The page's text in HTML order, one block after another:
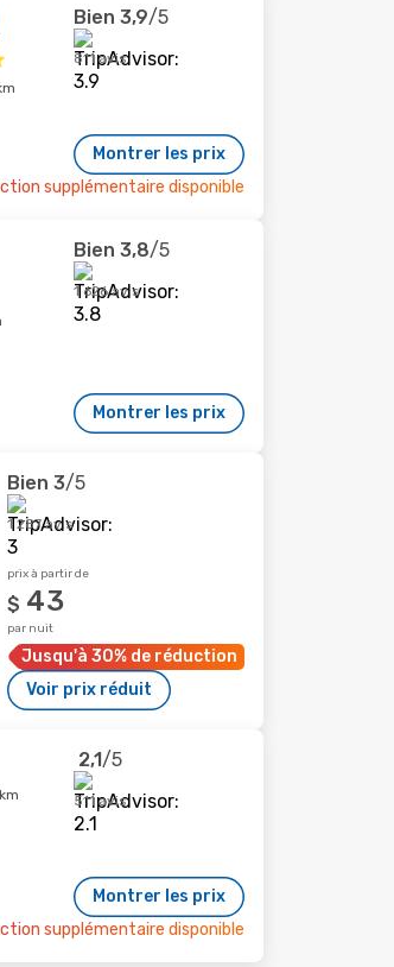
Bien 3,9/5
811 avis
Montrer les prix
supplémentaire disponible
Bien 3,8/5
1 626 avis
Montrer les prix
Bien 3/5
1 287 avis
prix à partir de
$ 43
par nuit
Jusqu'à 30% de réduction
Voir prix réduit
2,1/5
511 avis
Montrer les prix
supplémentaire disponible